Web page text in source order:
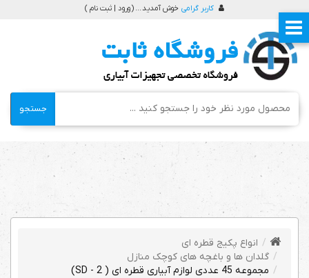
کاربر گرامی خوش آمدید ... (ورود | ثبت نام )
جستجو
انواع پکیج قطره ای
گلدان ها و باغچه های کوچک منازل
مجموعه 45 عددی لوازم آبیاری قطره ای ( 2 - SD)